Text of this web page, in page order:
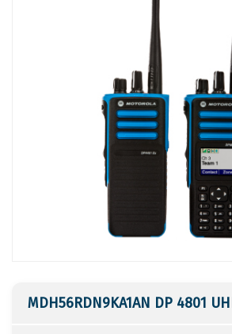
MDH56RDN9KA1AN DP 4801